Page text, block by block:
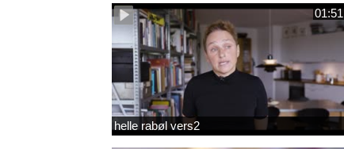
01:51
helle rabøl vers2